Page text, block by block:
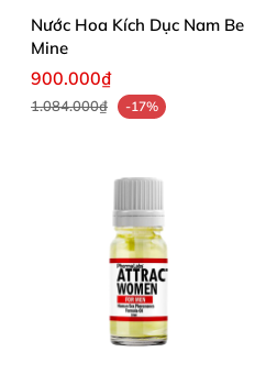
Nước Hoa Kích Dục Nam Be
Mine
900.000₫
1.084.000₫ -17%